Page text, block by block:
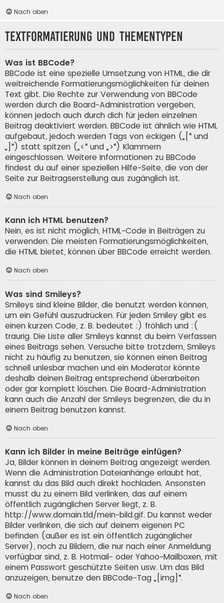
Nach oben
Textformatierung und Thementypen
Was ist BBCode?
BBCode ist eine spezielle Umsetzung von HTML, die dir
weitreichende Formatierungsmöglichkeiten für deinen
Text gibt. Die Rechte zur Verwendung von BBCode
werden durch die Board-Administration vergeben,
können jedoch auch durch dich für jeden einzelnen
Beitrag deaktiviert werden. BBCode ist ähnlich wie HTML
aufgebaut, jedoch werden Tags von eckigen („[“ und
„]“) statt spitzen („<“ und „>“) Klammern
eingeschlossen. Weitere Informationen zu BBCode
findest du auf einer speziellen Hilfe-Seite, die von der
Seite zur Beitragserstellung aus zugänglich ist.
Nach oben
Kann ich HTML benutzen?
Nein, es ist nicht möglich, HTML-Code in Beiträgen zu
verwenden. Die meisten Formatierungsmöglichkeiten,
die HTML bietet, können über BBCode erreicht werden.
Nach oben
Was sind Smileys?
Smileys sind kleine Bilder, die benutzt werden können,
um ein Gefühl auszudrücken. Für jeden Smiley gibt es
einen kurzen Code, z. B. bedeutet :) fröhlich und :(
traurig. Die Liste aller Smileys kannst du beim Verfassen
eines Beitrags sehen. Versuche bitte trotzdem, Smileys
nicht zu häufig zu benutzen, sie können einen Beitrag
schnell unlesbar machen und ein Moderator könnte
deshalb deinen Beitrag entsprechend überarbeiten
oder gar komplett löschen. Die Board-Administration
kann auch die Anzahl der Smileys begrenzen, die du in
einem Beitrag benutzen kannst.
Nach oben
Kann ich Bilder in meine Beiträge einfügen?
Ja, Bilder können in deinem Beitrag angezeigt werden.
Wenn die Administration Dateianhänge erlaubt hat,
kannst du das Bild auch direkt hochladen. Ansonsten
musst du zu einem Bild verlinken, das auf einem
öffentlich zugänglichen Server liegt, z. B.
http://www.domain.tld/mein-bild.gif. Du kannst weder
Bilder verlinken, die sich auf deinem eigenen PC
befinden (außer es ist ein öffentlich zugänglicher
Server), noch zu Bildern, die nur nach einer Anmeldung
verfügbar sind, z. B. Hotmail- oder Yahoo-Mailboxen, mit
einem Passwort geschützte Seiten usw. Um das Bild
anzuzeigen, benutze den BBCode-Tag „[img]“.
Nach oben